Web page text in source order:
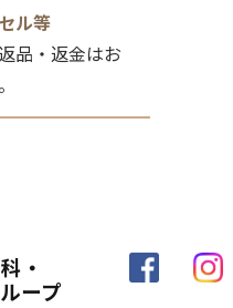
ル等
品・返金はお
・
ープ